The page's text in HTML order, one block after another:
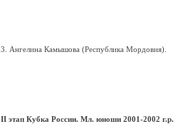
3. Ангелина Камышова (Республика Мордовия).
II этап Кубка России. Мл. юноши 2001-2002 г.р.